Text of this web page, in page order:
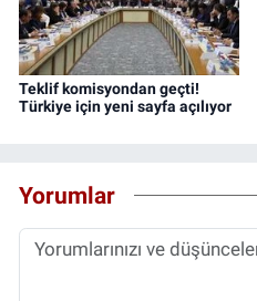
Teklif komisyondan geçti!
Türkiye için yeni sayfa açılıyor
Yorumlar